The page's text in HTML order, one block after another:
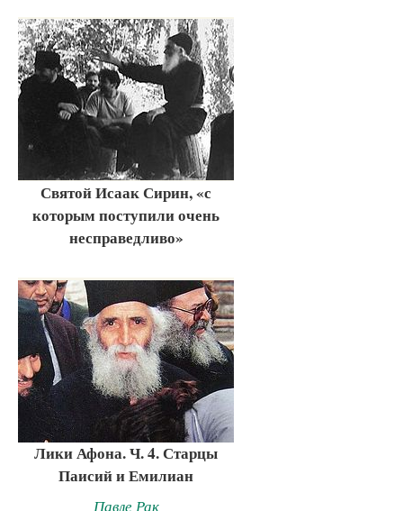
Святой Исаак Сирин, «с
которым поступили очень
несправедливо»
Лики Афона. Ч. 4. Старцы
Паисий и Емилиан
Павле Рак